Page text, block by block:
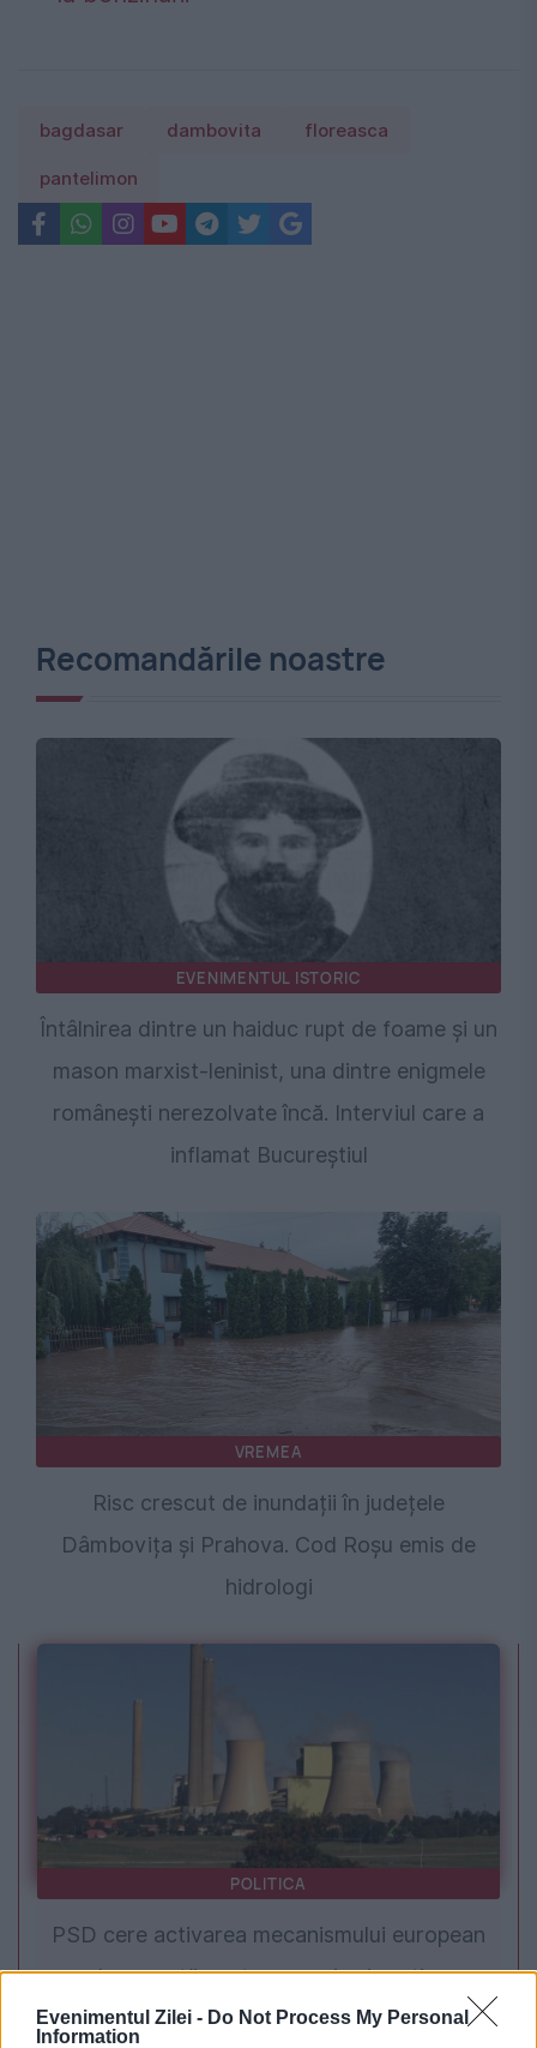
Evenimentul Zilei - Do Not Process My Personal
Information
bagdasar dambovita floreasca
pantelimon
Recomandările noastre
EVENIMENTUL ISTORIC
Întâlnirea dintre un haiduc rupt de foame și un
mason marxist-leninist, una dintre enigmele
românești nerezolvate încă. Interviul care a
inflamat Bucureștiul
VREMEA
Risc crescut de inundații în județele
Dâmbovița și Prahova. Cod Roșu emis de
hidrologi
POLITICA
PSD cere activarea mecanismului european
de urgență pentru energie și susține
menținerea centralelor pe cărbune. Critici la